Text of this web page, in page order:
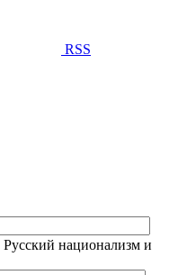
RSS
Русский национализм и